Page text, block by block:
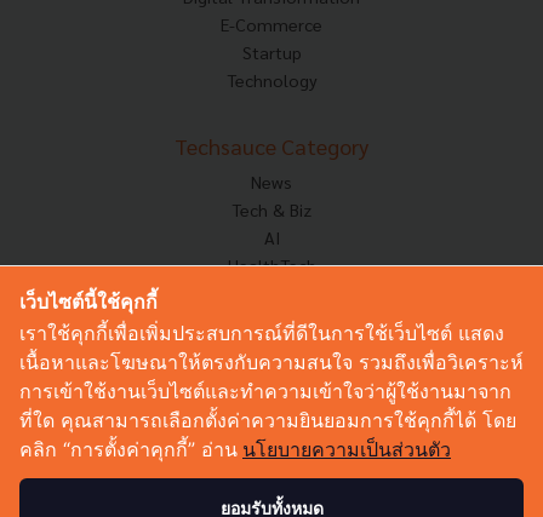
E-Commerce
Startup
Technology
Techsauce Category
News
Tech & Biz
AI
HealthTech
Corp Innov
Saucy Thoughts
Sustainable
Videos
Podcast
เว็บไซต์นี้ใช้คุกกี้
เราใช้คุกกี้เพื่อเพิ่มประสบการณ์ที่ดีในการใช้เว็บไซต์ แสดง
เนื้อหาและโฆษณาให้ตรงกับความสนใจ รวมถึงเพื่อวิเคราะห์
การเข้าใช้งานเว็บไซต์และทำความเข้าใจว่าผู้ใช้งานมาจาก
ที่ใด คุณสามารถเลือกตั้งค่าความยินยอมการใช้คุกกี้ได้ โดย
คลิก “การตั้งค่าคุกกี้” อ่าน นโยบายความเป็นส่วนตัว
ยอมรับทั้งหมด